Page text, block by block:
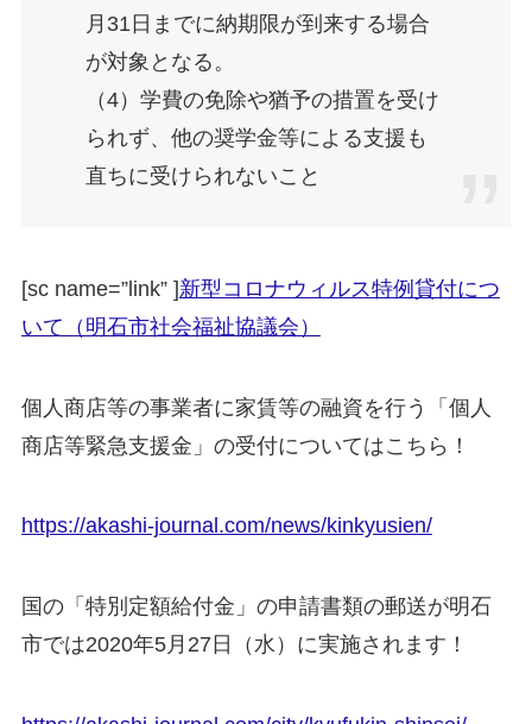
月31日までに納期限が到来する場合
が対象となる。
（4）学費の免除や猶予の措置を受け
られず、他の奨学金等による支援も
直ちに受けられないこと
[sc name=”link” ]新型コロナウィルス特例貸付につ
いて（明石市社会福祉協議会）
個人商店等の事業者に家賃等の融資を行う「個人
商店等緊急支援金」の受付についてはこちら！
https://akashi-journal.com/news/kinkyusien/
国の「特別定額給付金」の申請書類の郵送が明石
市では2020年5月27日（水）に実施されます！